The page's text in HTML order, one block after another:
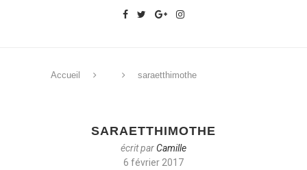
Accueil saraetthimothe
SARAETTHIMOTHE
écrit parCamille
6 février 2017